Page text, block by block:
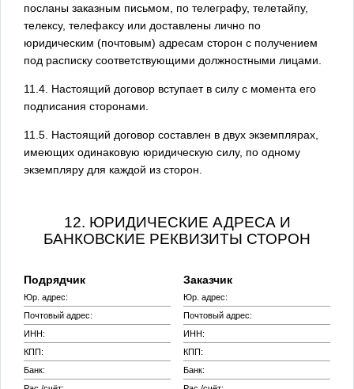
посланы заказным письмом, по телеграфу, телетайпу,
телексу, телефаксу или доставлены лично по
юридическим (почтовым) адресам сторон с получением
под расписку соответствующими должностными лицами.
11.4. Настоящий договор вступает в силу с момента его
подписания сторонами.
11.5. Настоящий договор составлен в двух экземплярах,
имеющих одинаковую юридическую силу, по одному
экземпляру для каждой из сторон.
12. ЮРИДИЧЕСКИЕ АДРЕСА И
БАНКОВСКИЕ РЕКВИЗИТЫ СТОРОН
Подрядчик
Юр. адрес:
Почтовый адрес:
ИНН:
КПП:
Банк:
Заказчик
Юр. адрес:
Почтовый адрес:
ИНН:
КПП:
Банк: